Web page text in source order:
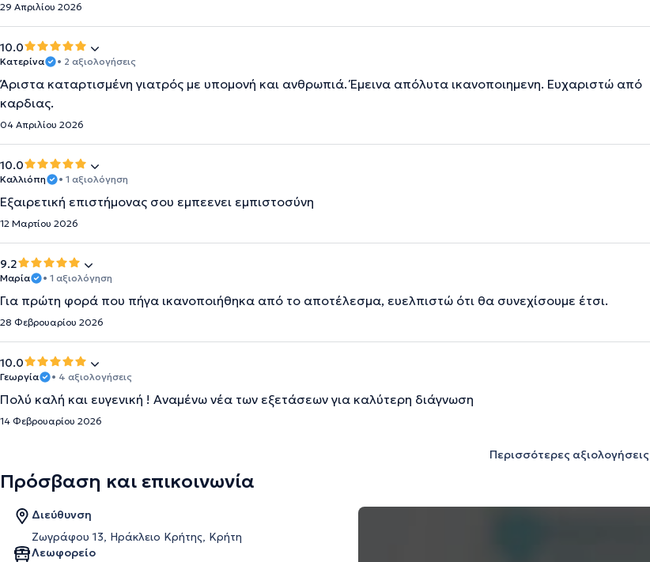
29 Απριλίου 2026
10.0
Κατερίνα • 2 αξιολογήσεις
Άριστα καταρτισμένη γιατρός με υπομονή και ανθρωπιά. Έμεινα απόλυτα ικανοποιημενη. Ευχαριστώ από
καρδιας.
04 Απριλίου 2026
10.0
Καλλιόπη • 1 αξιολόγηση
Εξαιρετική επιστήμονας σου εμπεενει εμπιστοσύνη
12 Μαρτίου 2026
9.2
Μαρία • 1 αξιολόγηση
Για πρώτη φορά που πήγα ικανοποιήθηκα από το αποτέλεσμα, ευελπιστώ ότι θα συνεχίσουμε έτσι.
28 Φεβρουαρίου 2026
10.0
Γεωργία • 4 αξιολογήσεις
Πολύ καλή και ευγενική ! Αναμένω νέα των εξετάσεων για καλύτερη διάγνωση
14 Φεβρουαρίου 2026
Περισσότερες αξιολογήσεις
Πρόσβαση και επικοινωνία
Διεύθυνση
Ζωγράφου 13, Ηράκλειο Κρήτης, Κρήτη
Λεωφορείο